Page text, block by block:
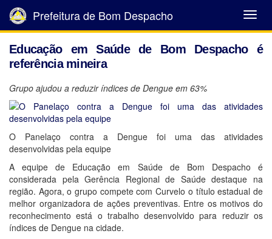
Abrir
Menu
Prefeitura de Bom Despacho
Educação em Saúde de Bom Despacho é
referência mineira
Grupo ajudou a reduzir índices de Dengue em 63%
O Panelaço contra a Dengue foi uma das atividades
desenvolvidas pela equipe
A equipe de Educação em Saúde de Bom Despacho é
considerada pela Gerência Regional de Saúde destaque na
região. Agora, o grupo compete com Curvelo o título estadual de
melhor organizadora de ações preventivas. Entre os motivos do
reconhecimento está o trabalho desenvolvido para reduzir os
índices de Dengue na cidade.